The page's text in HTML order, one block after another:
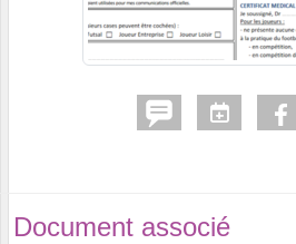
Document associé